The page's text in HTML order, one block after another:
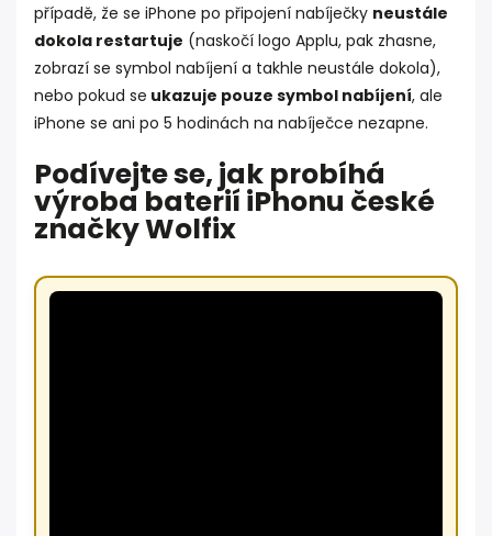
případě, že se iPhone po připojení nabíječky neustále
dokola restartuje (naskočí logo Applu, pak zhasne,
zobrazí se symbol nabíjení a takhle neustále dokola),
nebo pokud se ukazuje pouze symbol nabíjení, ale
iPhone se ani po 5 hodinách na nabíječce nezapne.
Podívejte se, jak probíhá
výroba baterií iPhonu české
značky Wolfix